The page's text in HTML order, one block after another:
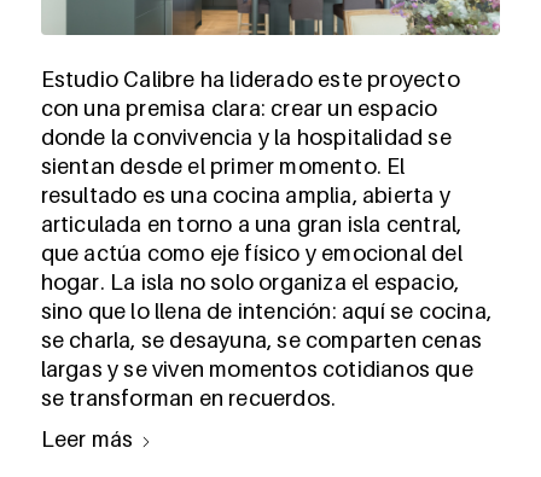
Estudio Calibre ha liderado este proyecto
con una premisa clara: crear un espacio
donde la convivencia y la hospitalidad se
sientan desde el primer momento. El
resultado es una cocina amplia, abierta y
articulada en torno a una gran isla central,
que actúa como eje físico y emocional del
hogar. La isla no solo organiza el espacio,
sino que lo llena de intención: aquí se cocina,
se charla, se desayuna, se comparten cenas
largas y se viven momentos cotidianos que
se transforman en recuerdos.
Leer más